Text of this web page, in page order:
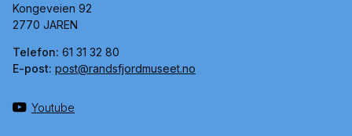
Kongeveien 92
2770 JAREN
Telefon: 61 31 32 80
E-post: post@randsfjordmuseet.no
Youtube